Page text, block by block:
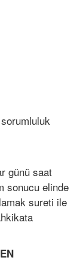
günü saat
sonucu elinde
sureti ile